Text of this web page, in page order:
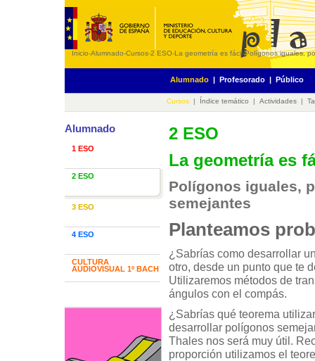
Inicio-Alumnado-Cursos-2 ESO-La geometría es fácil-Polígonos iguales,
Alumnado | Profesorado | Público
Cursos | Índice temático | Actividades |
Alumnado
1 ESO
2 ESO
3 ESO
4 ESO
CULTURA
AUDIOVISUAL 1º BACH
2 ESO
La geometría es
Polígonos iguales,
semejantes
Planteamos
¿Sabrías como desarrollar
otro, desde un punto que te
Utilizaremos métodos de
ángulos con el compás.
¿Sabrías qué teorema
desarrollar polígonos
Thales nos será muy útil.
proporción utilizamos el